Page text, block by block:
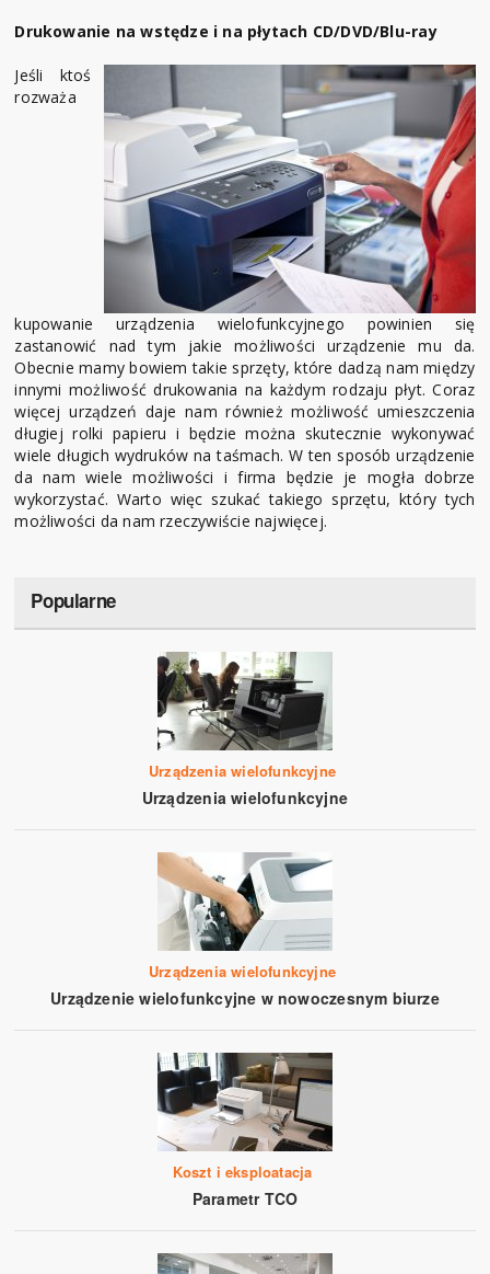
Drukowanie na wstędze i na płytach CD/DVD/Blu-ray
Jeśli ktoś
rozważa
kupowanie urządzenia wielofunkcyjnego powinien się
zastanowić nad tym jakie możliwości urządzenie mu da.
Obecnie mamy bowiem takie sprzęty, które dadzą nam między
innymi możliwość drukowania na każdym rodzaju płyt. Coraz
więcej urządzeń daje nam również możliwość umieszczenia
długiej rolki papieru i będzie można skutecznie wykonywać
wiele długich wydruków na taśmach. W ten sposób urządzenie
da nam wiele możliwości i firma będzie je mogła dobrze
wykorzystać. Warto więc szukać takiego sprzętu, który tych
możliwości da nam rzeczywiście najwięcej.
Popularne
Urządzenia wielofunkcyjne
Urządzenia wielofunkcyjne
Urządzenia wielofunkcyjne
Urządzenie wielofunkcyjne w nowoczesnym biurze
Koszt i eksploatacja
Parametr TCO